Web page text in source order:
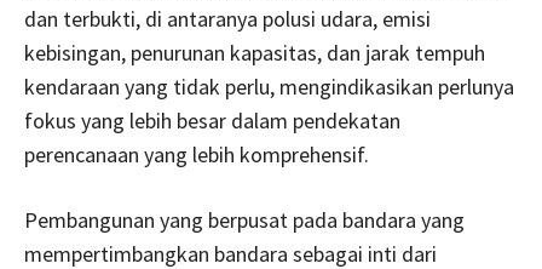
dan terbukti, di antaranya polusi udara, emisi
kebisingan, penurunan kapasitas, dan jarak tempuh
kendaraan yang tidak perlu, mengindikasikan perlunya
fokus yang lebih besar dalam pendekatan
perencanaan yang lebih komprehensif.
Pembangunan yang berpusat pada bandara yang
mempertimbangkan bandara sebagai inti dari